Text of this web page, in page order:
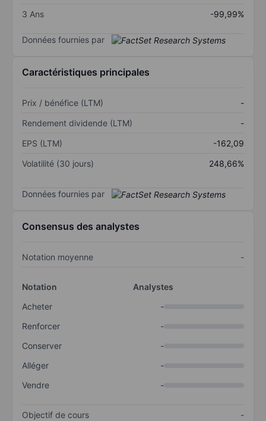
3 Ans
-99,99%
Données fournies par
Caractéristiques principales
Prix / bénéfice (LTM)
-
Rendement dividende (LTM)
-
EPS (LTM)
-162,09
Volatilité (30 jours)
248,66%
Données fournies par
Consensus des analystes
Notation moyenne -
Notation
Analystes
Acheter
-
Renforcer
-
Conserver
-
Alléger
-
Vendre
-
Objectif de cours
-